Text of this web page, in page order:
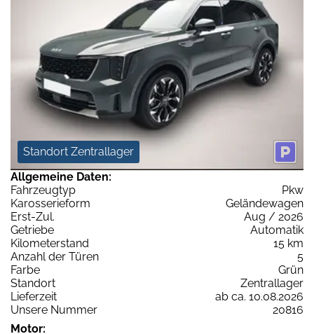
Standort Zentrallager
Allgemeine Daten:
Fahrzeugtyp
Pkw
Karosserieform
Geländewagen
Erst-Zul.
Aug / 2026
Getriebe
Automatik
Kilometerstand
15 km
Anzahl der Türen
5
Farbe
Grün
Standort
Zentrallager
Lieferzeit
ab ca. 10.08.2026
Unsere Nummer
20816
Motor: